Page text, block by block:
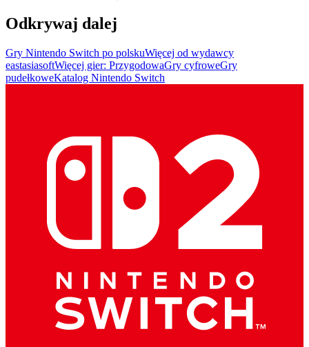
Odkrywaj dalej
Gry Nintendo Switch po polskuWięcej od wydawcy
eastasiasoftWięcej gier: PrzygodowaGry cyfroweGry
pudełkoweKatalog Nintendo Switch